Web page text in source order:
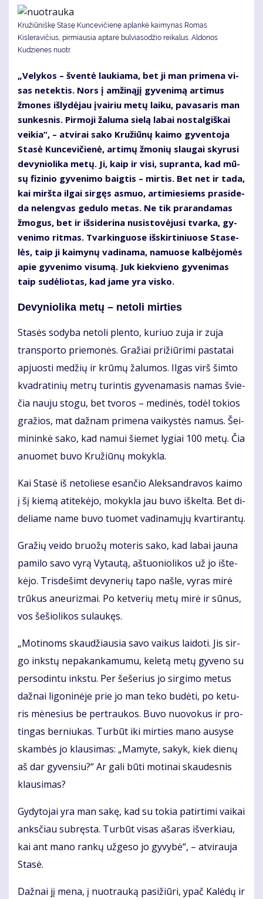
Kružiūniškę Stasę Kuncevičienę aplankė kaimynas Romas
Kisleravičius, pirmiausia aptarė bulviasodžio reikalus. Aldonos
Kudzienes nuotr.
„Ve­ly­kos – šven­tė lau­kia­ma, bet ji man pri­me­na vi­
sas ne­tek­tis. Nors į am­ži­ną­jį gy­ve­ni­mą ar­ti­mus
žmo­nes iš­ly­dė­jau įvai­riu me­tų lai­ku, pa­va­sa­ris man
sun­kes­nis. Pir­mo­ji ža­lu­ma sie­lą la­bai nos­tal­giš­kai
vei­kia“, – at­vi­rai sa­ko Kru­žiū­nų kai­mo gy­ven­to­ja
Sta­sė Kun­ce­vi­čie­nė, ar­ti­mų žmo­nių slau­gai sky­ru­si
de­vy­nio­li­ka me­tų. Ji, kaip ir vi­si, su­pran­ta, kad mū­
sų fi­zi­nio gy­ve­ni­mo baig­tis – mir­tis. Bet net ir ta­da,
kai mirš­ta il­gai sir­gęs as­muo, ar­ti­mie­siems pra­si­de­
da ne­leng­vas ge­du­lo me­tas. Ne tik pra­ran­da­mas
žmo­gus, bet ir iš­si­de­ri­na nu­si­sto­vė­ju­si tvar­ka, gy­
ve­ni­mo rit­mas. Tvar­kin­guo­se iš­skir­ti­niuo­se Sta­se­
lės, taip ji kai­my­nų va­di­na­ma, na­muo­se kal­bė­jo­mės
apie gy­ve­ni­mo vi­su­mą. Juk kiek­vie­no gy­ve­ni­mas
taip su­dė­lio­tas, kad ja­me yra vis­ko.
De­vy­nio­li­ka me­tų – ne­to­li mir­ties
Sta­sės so­dy­ba ne­to­li plen­to, ku­riuo zu­ja ir zu­ja
trans­por­to prie­mo­nės. Gra­žiai pri­žiū­ri­mi pa­sta­tai
ap­juos­ti me­džių ir krū­mų ža­lu­mos. Il­gas virš šim­to
kvad­ra­ti­nių met­rų tu­rin­tis gy­ve­na­ma­sis na­mas švie­
čia nau­ju sto­gu, bet tvo­ros – me­di­nės, to­dėl to­kios
gra­žios, mat daž­nam pri­me­na vai­kys­tės na­mus. Šei­
mi­nin­kė sa­ko, kad na­mui šie­met ly­giai 100 me­tų. Čia
anuo­met bu­vo Kru­žiū­nų mo­kyk­la.
Kai Sta­sė iš ne­to­lie­se esan­čio Alek­san­dra­vos kai­mo
į šį kie­mą ati­te­kė­jo, mo­kyk­la jau bu­vo iš­kel­ta. Bet di­
de­lia­me na­me bu­vo tuo­met va­di­na­mų­jų kvar­ti­ran­tų.
Gra­žių vei­do bruo­žų mo­te­ris sa­ko, kad la­bai jau­na
pa­mi­lo sa­vo vy­rą Vy­tau­tą, aš­tuo­nio­li­kos už jo iš­te­
kė­jo. Tris­de­šimt de­vy­ne­rių ta­po naš­le, vy­ras mi­rė
trū­kus aneu­riz­mai. Po ket­ve­rių me­tų mi­rė ir sū­nus,
vos še­šio­li­kos su­lau­kęs.
„Mo­ti­noms skau­džiau­sia sa­vo vai­kus lai­do­ti. Jis sir­
go inks­tų ne­pa­kan­ka­mu­mu, ke­le­tą me­tų gy­ve­no su
per­so­din­tu inks­tu. Per še­še­rius jo sir­gi­mo me­tus
daž­nai li­go­ni­nė­je prie jo man te­ko bu­dė­ti, po ke­tu­
ris mė­ne­sius be per­trau­kos. Bu­vo nuo­vo­kus ir pro­
tin­gas ber­niu­kas. Tur­būt iki mir­ties ma­no au­sy­se
skam­bės jo klau­si­mas: „Ma­my­te, sa­kyk, kiek die­nų
aš dar gy­ven­siu?“ Ar ga­li bū­ti mo­ti­nai skau­des­nis
klau­si­mas?
Gy­dy­to­jai yra man sa­kę, kad su to­kia pa­tir­ti­mi vai­kai
anks­čiau su­bręs­ta. Tur­būt vi­sas aša­ras iš­ver­kiau,
kai ant ma­no ran­kų už­ge­so jo gy­vy­bė“, – at­vi­rau­ja
Sta­sė.
Daž­nai jį me­na, į nuo­trau­ką pa­si­žiū­ri, ypač Ka­lė­dų ir